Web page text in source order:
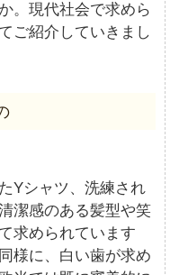
。現代社会で求めら
ご紹介していきまし
Yシャツ、洗練され
潔感のある髪型や笑
求められています
様に、白い歯が求め